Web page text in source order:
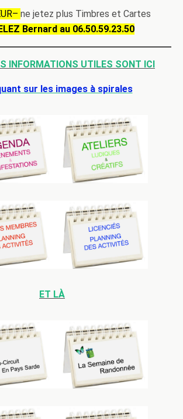
ne jetez plus Timbres et Cartes
Bernard au 06.50.59.23.50
INFORMATIONS UTILES SONT ICI
sur les images à spirales
ET LÀ